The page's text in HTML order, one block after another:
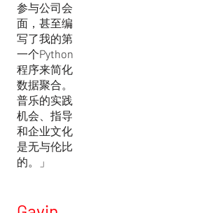
参与公司会
面，甚至编
写了我的第
一个Python
程序来简化
数据聚合。
普乐的实践
机会、指导
和企业文化
是无与伦比
的。」